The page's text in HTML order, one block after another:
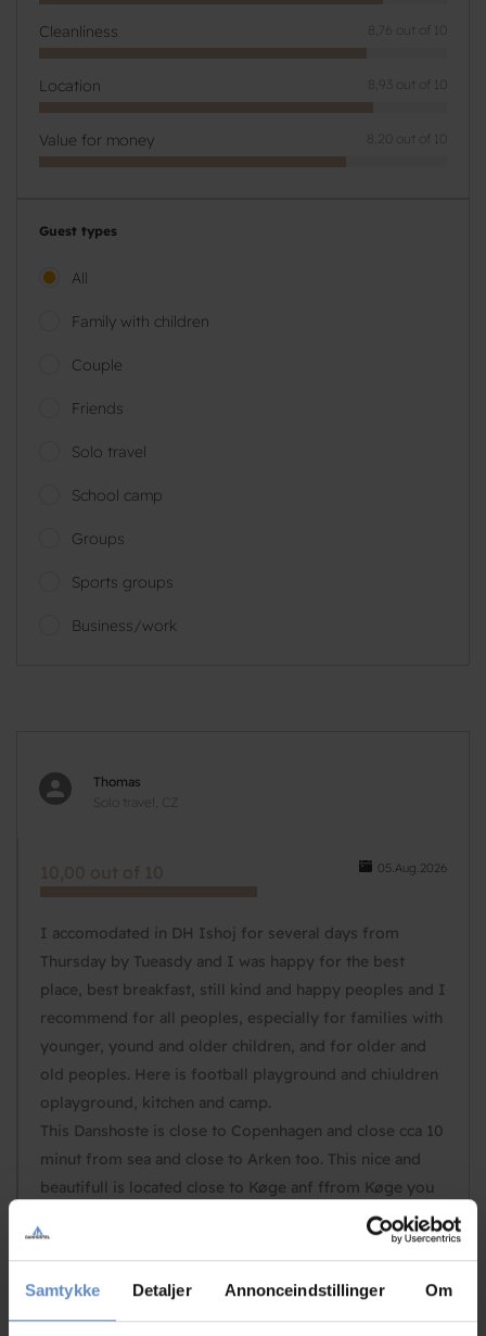
Samtykke Detaljer Annonceindstillinger Om
Cleanliness 8,76 out of 10
Location 8,93 out of 10
Value for money 8,20 out of 10
Guest types
All
Family with children
Couple
Friends
Solo travel
School camp
Groups
Sports groups
Business/work
Thomas
Solo travel, CZ
05.Aug.2026
10,00 out of 10
I accomodated in DH Ishoj for several days from
Thursday by Tueasdy and I was happy for the best
place, best breakfast, still kind and happy peoples and I
recommend for all peoples, especially for families with
younger, yound and older children, and for older and
old peoples. Here is football playground and chiuldren
oplayground, kitchen and camp.
This Danshoste is close to Copenhagen and close cca 10
minut from sea and close to Arken too. This nice and
beautifull is located close to Køge anf ffrom Køge you
can visit othe nice place in Denmark, such as Stevnś
Klind close to Rødvig, Faxe kalkbrud in Faxe, here is
visit Roskilde too., Roskilde cathedrall and Viking
Museum in Roskilde I recommend danshostel Ishoj as